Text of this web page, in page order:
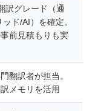
訳グレード（通
ド/AI）を確定。
前見積もりも実
翻訳者が担当。
メモリを活用